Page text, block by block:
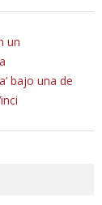
un
bajo una de